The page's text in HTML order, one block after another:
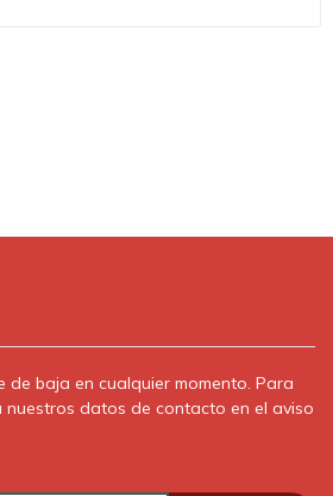
de baja en cualquier momento. Para
nuestros datos de contacto en el aviso